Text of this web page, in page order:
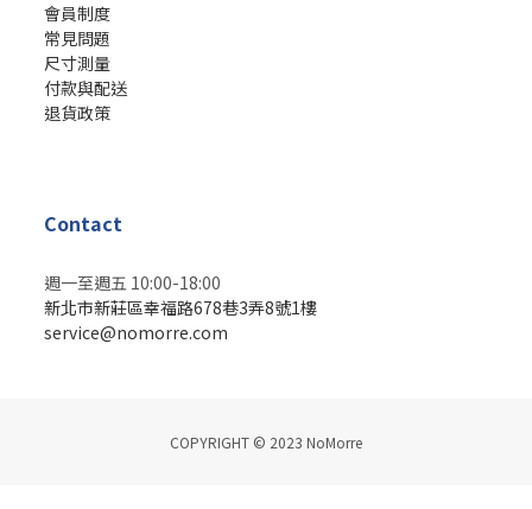
會員制度
常見問題
尺寸測量
付款與配送
退貨政策
Contact
週一至週五 10:00-18:00
新北市新莊區幸福路678巷3弄8號1樓
service@nomorre.com
COPYRIGHT © 2023 NoMorre